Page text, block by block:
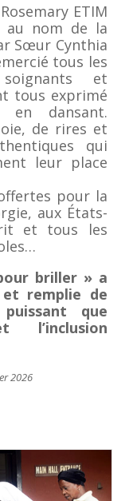
ETIM
au nom de la
Sœur Cynthia
tous les
et
tous exprimé
dansant.
de rires et
qui
leur place
pour la
aux États-
et tous les
briller » a
remplie de
que
2026